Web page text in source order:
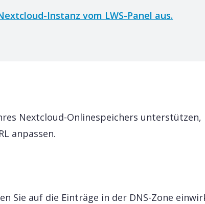
Instanz vom LWS-Panel aus.
Nextcloud-Onlinespeichers unterstützen,
anpassen.
Sie auf die Einträge in der DNS-Zone